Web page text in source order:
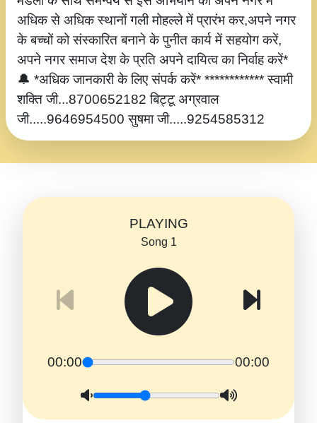
अधिक से अधिक स्थानों गली मोहल्ले में प्रारंभ कर,अपने नगर
के बच्चों को संस्कारित बनाने के पुनीत कार्य में सहयोग करें,
अपने नगर समाज देश के प्रति अपने दायित्व का निर्वाह करें*
🔔 *अधिक जानकारी के लिए संपर्क करें* ************ स्वामी
शक्ति जी...8700652182 बिट्टू अग्रवाल
जी.....9646954500 सुषमा जी.....9254585312
PLAYING
Song 1
00:00 00:00